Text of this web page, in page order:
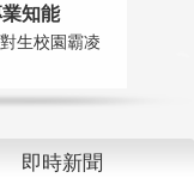
知能
生校園霸凌
即時新聞